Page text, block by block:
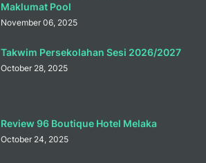
Maklumat Pool
November 06, 2025
Takwim Persekolahan Sesi 2026/2027
October 28, 2025
Review 96 Boutique Hotel Melaka
October 24, 2025